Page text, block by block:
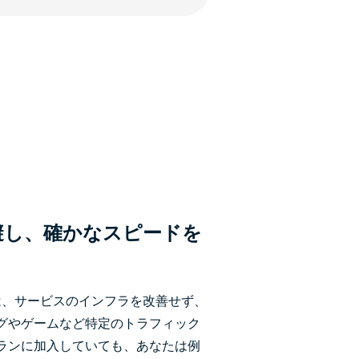
、確かなスピードを
サービスのインフラを改善せず、
ゲームなど特定のトラフィック
ンに加入していても、あなたは例